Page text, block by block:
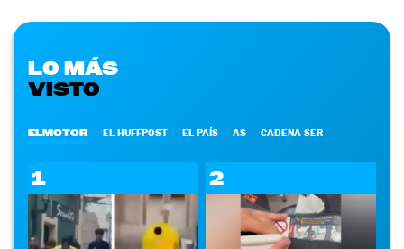
LO MÁS
VISTO
ELMOTOR EL HUFFPOST EL PAÍS AS CADENA SER
1 2